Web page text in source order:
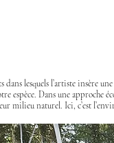
lesquels l’artiste insère
espèce. Dans une
milieu naturel. Ici, c’est